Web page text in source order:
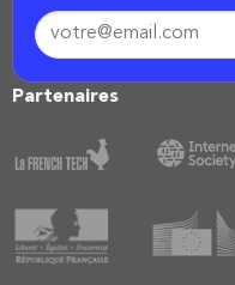
Partenaires